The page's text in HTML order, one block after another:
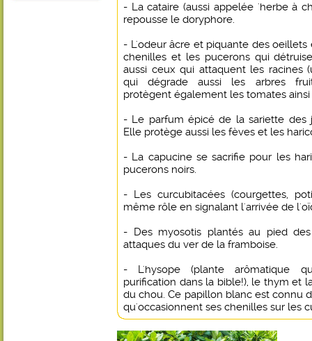
- La cataire (aussi appelée 'herbe à
repousse le doryphore.
- L'odeur âcre et piquante des
chenilles et les pucerons qui
aussi ceux qui attaquent les racines
qui dégrade aussi les arbres
protègent également les tomates ainsi
- Le parfum épicé de la sariette des
Elle protège aussi les fèves et les
- La capucine se sacrifie pour les
pucerons noirs.
- Les curcubitacées (courgettes,
même rôle en signalant l'arrivée de
- Des myosotis plantés au pied
attaques du ver de la framboise.
- L'hysope (plante arômatique
purification dans la bible!), le thym et
du chou. Ce papillon blanc est connu
qu'occasionnent ses chenilles sur les